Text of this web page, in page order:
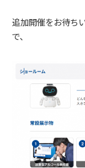
追加開催をお待ち
で、